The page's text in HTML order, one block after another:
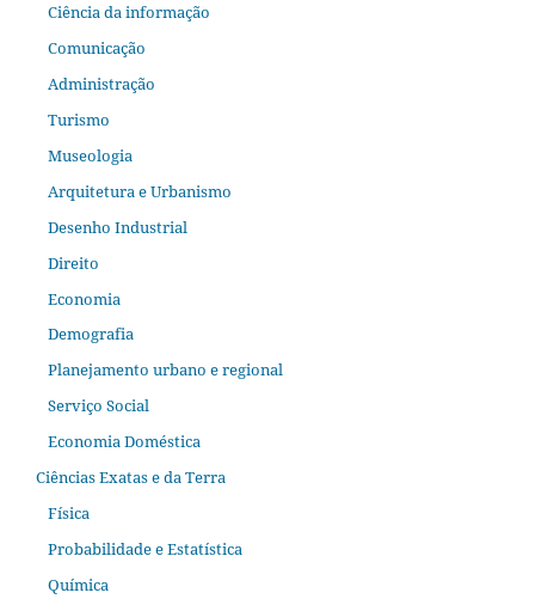
Ciência da informação
Comunicação
Administração
Turismo
Museologia
Arquitetura e Urbanismo
Desenho Industrial
Direito
Economia
Demografia
Planejamento urbano e regional
Serviço Social
Economia Doméstica
Ciências Exatas e da Terra
Física
Probabilidade e Estatística
Química